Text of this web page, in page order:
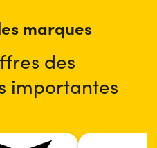
marques
des
importantes